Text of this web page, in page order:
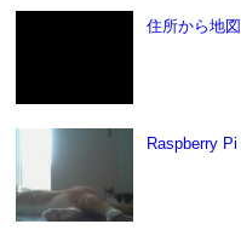
住所から地
Raspberry